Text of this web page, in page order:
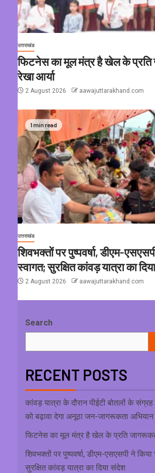
उत्तराखंड
फिटनेस का मूल मंत्र है खेल के प्रति
रेखा आर्या
2 August 2026 aawajuttarakhand.com
1 min read
उत्तराखंड
शिवभक्तों पर पुष्पवर्षा, डीएम-
स्वागत; सुरक्षित कांवड़ यात्रा का
2 August 2026 aawajuttarakhand.com
Search
RECENT POSTS
कांवड़ यात्रा के दौरान पीईटी बोतलों के संग्रह
को बढ़ावा देगा अनूठा जन-जागरूकता अभियान
फिटनेस का मूल मंत्र है खेल के प्रति
शिवभक्तों पर पुष्पवर्षा, डीएम-एसएसपी ने किया
सुरक्षित कांवड़ यात्रा का दिया संदेश